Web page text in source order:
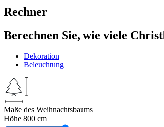
Rechner
Berechnen Sie, wie viele
Dekoration
Beleuchtung
Maße des Weihnachtsbaums
Höhe 800 cm